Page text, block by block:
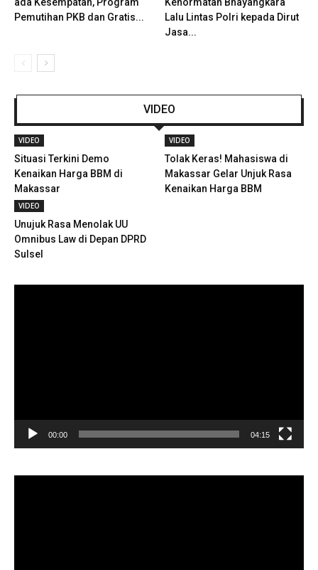
ada Kesempatan, Program
Pemutihan PKB dan Gratis...
Kehormatan Bhayangkara
Lalu Lintas Polri kepada Dirut
Jasa...
VIDEO
VIDEO
Situasi Terkini Demo
Kenaikan Harga BBM di
Makassar
VIDEO
Tolak Keras! Mahasiswa di
Makassar Gelar Unjuk Rasa
Kenaikan Harga BBM
VIDEO
Unujuk Rasa Menolak UU
Omnibus Law di Depan DPRD
Sulsel
00:00 04:15